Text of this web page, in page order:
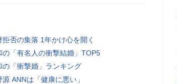
拒否の集落 1年かけ心を開く
の「有名人の衝撃結婚」TOP5
の「衝撃婚」ランキング
源 ANNは「健康に悪い」